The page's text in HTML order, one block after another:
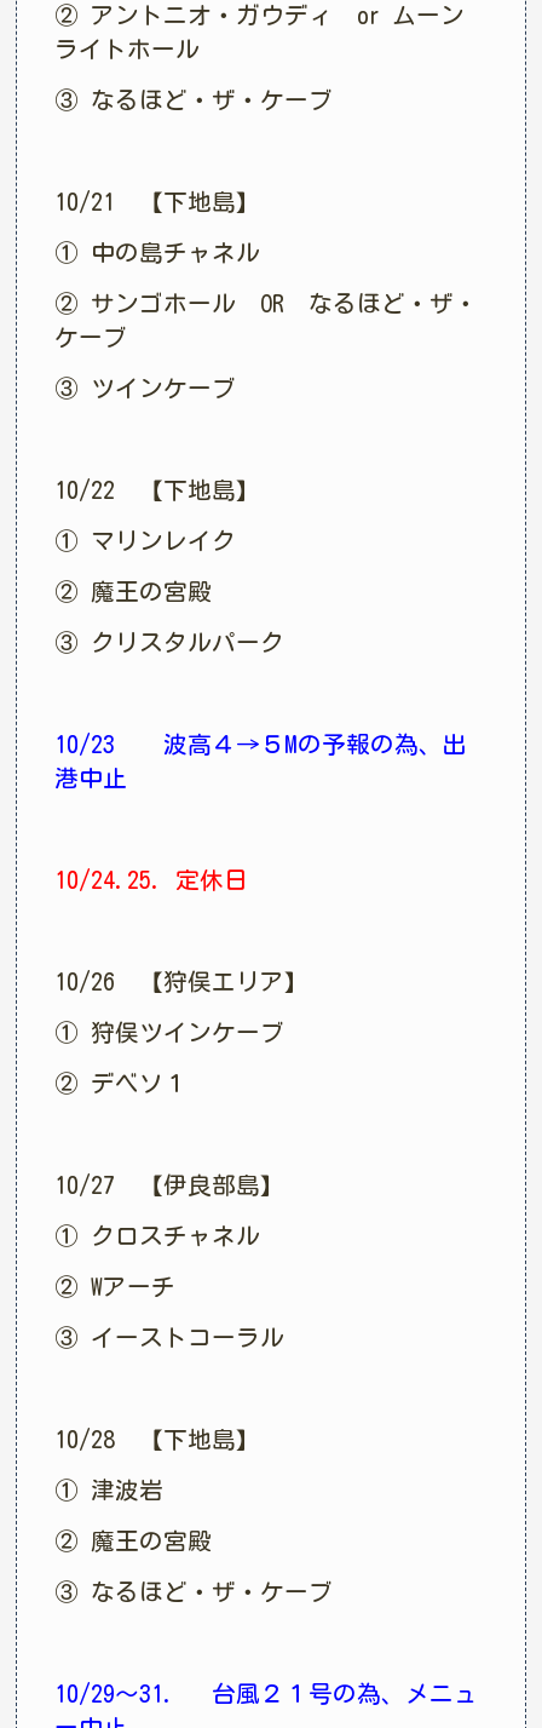
② アントニオ・ガウディ or ムーン
ライトホール
③ なるほど・ザ・ケーブ
10/21 【下地島】
① 中の島チャネル
② サンゴホール OR なるほど・ザ・
ケーブ
③ ツインケーブ
10/22 【下地島】
① マリンレイク
② 魔王の宮殿
③ クリスタルパーク
10/23 波高４→５Mの予報の為、出
港中止
10/24.25. 定休日
10/26 【狩俣エリア】
① 狩俣ツインケーブ
② デベソ１
10/27 【伊良部島】
① クロスチャネル
② Wアーチ
③ イーストコーラル
10/28 【下地島】
① 津波岩
② 魔王の宮殿
③ なるほど・ザ・ケーブ
10/29〜31. 台風２１号の為、メニュ